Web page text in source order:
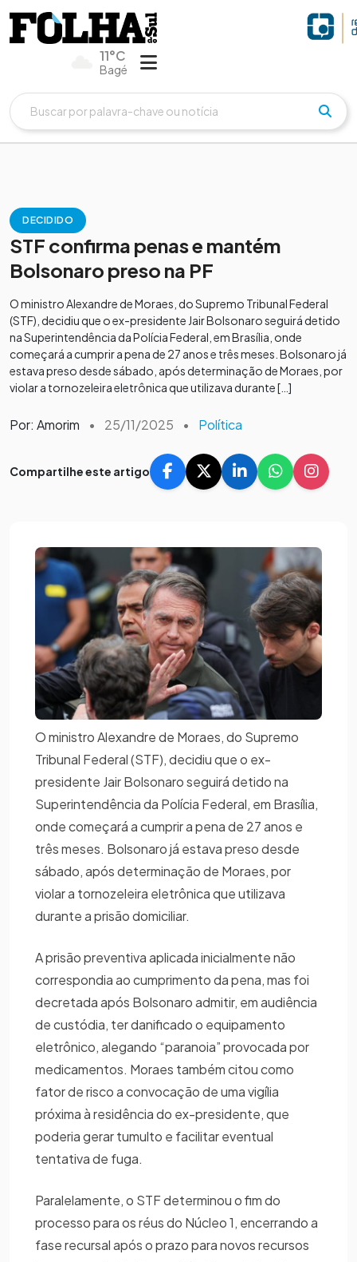
11°C
Bagé
DECIDIDO
STF confirma penas e mantém
Bolsonaro preso na PF
O ministro Alexandre de Moraes, do Supremo Tribunal Federal
(STF), decidiu que o ex-presidente Jair Bolsonaro seguirá detido
na Superintendência da Polícia Federal, em Brasília, onde
começará a cumprir a pena de 27 anos e três meses. Bolsonaro já
estava preso desde sábado, após determinação de Moraes, por
violar a tornozeleira eletrônica que utilizava durante […]
Por: Amorim • 25/11/2025 • Política
Compartilhe este artigo
O ministro Alexandre de Moraes, do Supremo
Tribunal Federal (STF), decidiu que o ex-
presidente Jair Bolsonaro seguirá detido na
Superintendência da Polícia Federal, em Brasília,
onde começará a cumprir a pena de 27 anos e
três meses. Bolsonaro já estava preso desde
sábado, após determinação de Moraes, por
violar a tornozeleira eletrônica que utilizava
durante a prisão domiciliar.
A prisão preventiva aplicada inicialmente não
correspondia ao cumprimento da pena, mas foi
decretada após Bolsonaro admitir, em audiência
de custódia, ter danificado o equipamento
eletrônico, alegando “paranoia” provocada por
medicamentos. Moraes também citou como
fator de risco a convocação de uma vigília
próxima à residência do ex-presidente, que
poderia gerar tumulto e facilitar eventual
tentativa de fuga.
Paralelamente, o STF determinou o fim do
processo para os réus do Núcleo 1, encerrando a
fase recursal após o prazo para novos recursos